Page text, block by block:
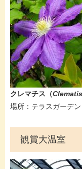
クレマチス（Clematis
​​場所：テラスガーデン
観賞大温室